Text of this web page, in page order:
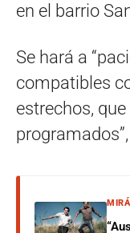
en el barrio
Se hará a
compatibles
estrechos,